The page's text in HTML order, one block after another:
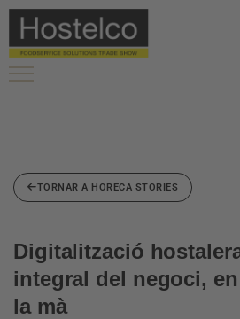
TORNAR A HORECA STORIES
Digitalització
integral del negoci,
la mà